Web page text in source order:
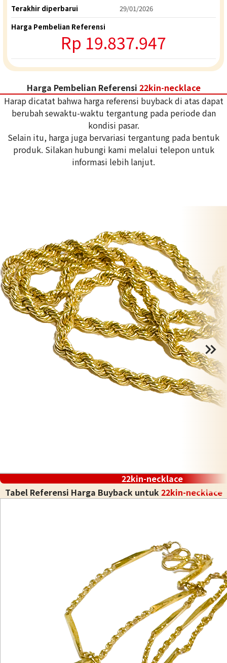
Terakhir diperbarui
29/01/2026
Harga Pembelian Referensi
Rp 19.837.947
Harga Pembelian Referensi 22kin-necklace
Harap dicatat bahwa harga referensi buyback di atas dapat
berubah sewaktu-waktu tergantung pada periode dan
kondisi pasar.
Selain itu, harga juga bervariasi tergantung pada bentuk
produk. Silakan hubungi kami melalui telepon untuk
informasi lebih lanjut.
22kin-necklace
Tabel Referensi Harga Buyback untuk22kin-necklace